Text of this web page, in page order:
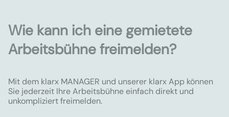
Wie kann ich eine gemietete
Arbeitsbühne freimelden?
Mit dem klarx MANAGER und unserer klarx App können
Sie jederzeit Ihre Arbeitsbühne einfach direkt und
unkompliziert freimelden.